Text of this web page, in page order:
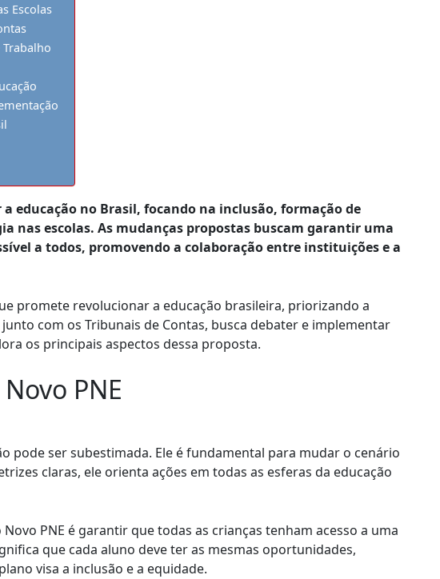
Escolas
educação no Brasil, focando na inclusão, formação de
nas escolas. As mudanças propostas buscam garantir uma
a todos, promovendo a colaboração entre instituições e a
promete revolucionar a educação brasileira, priorizando a
junto com os Tribunais de Contas, busca debater e implementar
os principais aspectos dessa proposta.
PNE
pode ser subestimada. Ele é fundamental para mudar o cenário
claras, ele orienta ações em todas as esferas da educação
PNE é garantir que todas as crianças tenham acesso a uma
que cada aluno deve ter as mesmas oportunidades,
visa a inclusão e a equidade.